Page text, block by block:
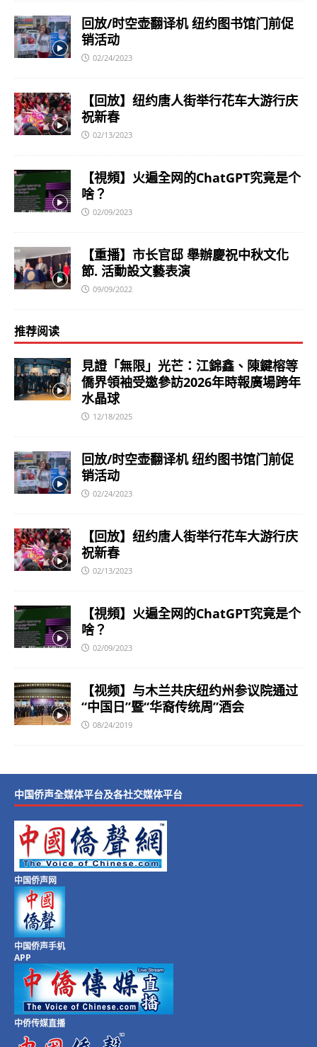
回放/时空壶翻译机 纽约图书馆门前促
销活动
02/24/2023
【回放】纽约唐人街举行花车大游行庆
祝新春
02/13/2023
【視頻】火遍全网的ChatGPT究竟是个
啥？
02/09/2023
【重播】市长官邸 舉辦慶祝中秋文化
節. 活動設文藝表演
09/09/2022
推荐阅读
見證「無限」光芒：江錦鑫、陳鍵榕等
僑界領袖受邀參訪2026年時報廣場跨年
水晶球
12/18/2025
回放/时空壶翻译机 纽约图书馆门前促
销活动
02/24/2023
【回放】纽约唐人街举行花车大游行庆
祝新春
02/13/2023
【視頻】火遍全网的ChatGPT究竟是个
啥？
02/09/2023
【视频】与木兰共庆纽约州参议院通过
“中国日”暨“华裔传统周”酒会
08/24/2019
中国侨声全媒体平台及各社交媒体平台
中国侨声网
中国侨声手机
APP
中侨传媒直播